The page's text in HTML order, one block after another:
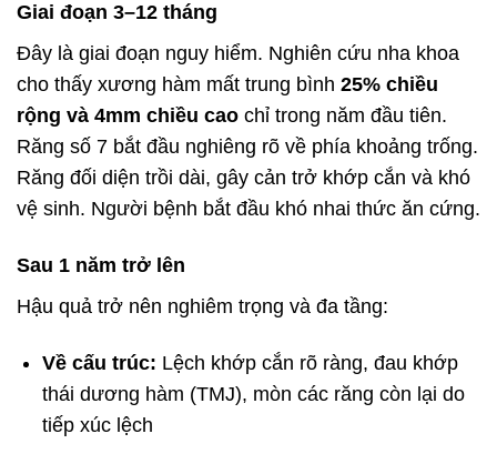
Giai đoạn 3–12 tháng
Đây là giai đoạn nguy hiểm. Nghiên cứu nha khoa
cho thấy xương hàm mất trung bình 25% chiều
rộng và 4mm chiều cao chỉ trong năm đầu tiên.
Răng số 7 bắt đầu nghiêng rõ về phía khoảng trống.
Răng đối diện trồi dài, gây cản trở khớp cắn và khó
vệ sinh. Người bệnh bắt đầu khó nhai thức ăn cứng.
Sau 1 năm trở lên
Hậu quả trở nên nghiêm trọng và đa tầng:
Về cấu trúc: Lệch khớp cắn rõ ràng, đau khớp
thái dương hàm (TMJ), mòn các răng còn lại do
tiếp xúc lệch